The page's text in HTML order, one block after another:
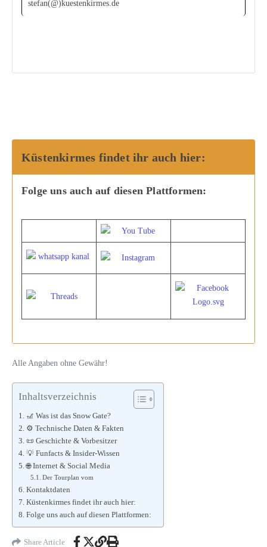
stefan(@)kuestenkirmes.de
Küstenkirmes findet ihr auch hier:
Folge uns auch auf diesen Plattformen:
Alle Angaben ohne Gewähr!
Inhaltsverzeichnis
🎢 Was ist das Snow Gate?
⚙️ Technische Daten & Fakten
📜 Geschichte & Vorbesitzer
💡 Funfacts & Insider-Wissen
🌐 Internet & Social Media
Der Tourplan vom
Kontaktdaten
Küstenkirmes findet ihr auch hier:
Folge uns auch auf diesen Plattformen:
Share Article